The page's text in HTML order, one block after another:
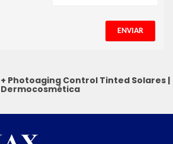
ENVIAR
Photoaging Control Tinted Solares |
Dermocosmética